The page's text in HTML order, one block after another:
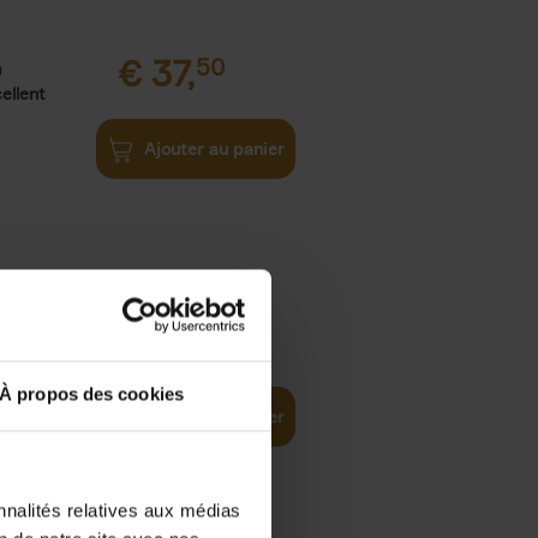
À propos des cookies
relatives aux médias
€ 37,50
Ajouter au panier
world 29,99
Ajouter au panier